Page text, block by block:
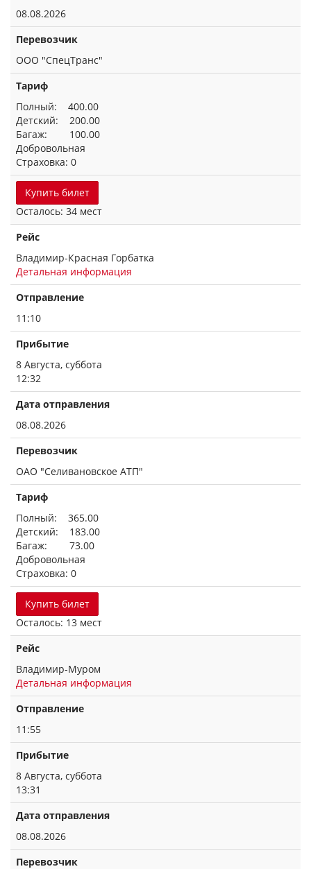
08.08.2026
Перевозчик
ООО "СпецТранс"
Тариф
Полный: 400.00
Детский: 200.00
Багаж: 100.00
Добровольная
Страховка: 0
Купить билет
Осталось: 34 мест
Рейс
Владимир-Красная Горбатка
Детальная информация
Отправление
11:10
Прибытие
8 Августа, суббота
12:32
Дата отправления
08.08.2026
Перевозчик
ОАО "Селивановское АТП"
Тариф
Полный: 365.00
Детский: 183.00
Багаж: 73.00
Добровольная
Страховка: 0
Купить билет
Осталось: 13 мест
Рейс
Владимир-Муром
Детальная информация
Отправление
11:55
Прибытие
8 Августа, суббота
13:31
Дата отправления
08.08.2026
Перевозчик